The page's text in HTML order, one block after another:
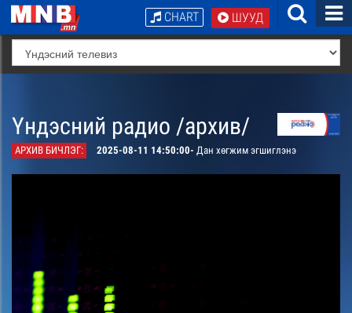
ШУУД
CHART
Үндэсний радио /архив/
АРХИВ БИЧЛЭГ: 2025-08-11 14:50:00- Дан хөгжим эгшиглэнэ